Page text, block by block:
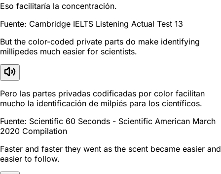
Eso facilitaría la concentración.
Fuente: Cambridge IELTS Listening Actual Test 13
But the color-coded private parts do make identifying
millipedes much easier for scientists.
Pero las partes privadas codificadas por color facilitan
mucho la identificación de milpiés para los científicos.
Fuente: Scientific 60 Seconds - Scientific American March
2020 Compilation
Faster and faster they went as the scent became easier and
easier to follow.